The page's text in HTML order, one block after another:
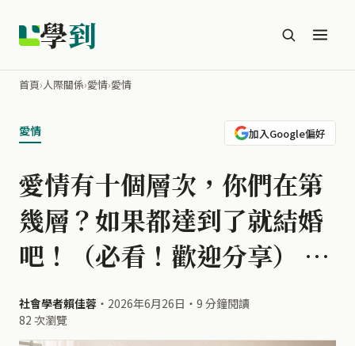
學到
首頁›人際關係›愛情›愛情
愛情 加入Google偏好
愛情有十個層次，你們在第
幾層？如果都達到了就結婚
吧！（必看！歡迎分享） …
社會學者賴佳蓉 ・ 2026年6月26日 ・ 9 分鐘閱讀
82 次瀏覽